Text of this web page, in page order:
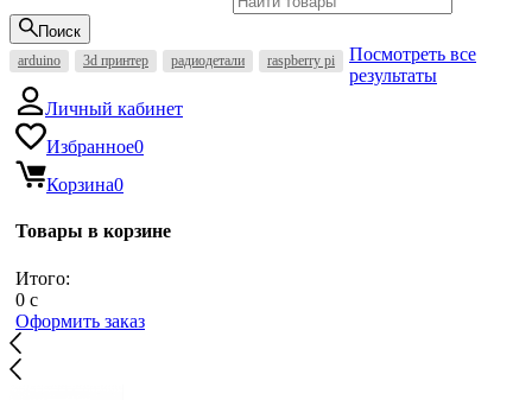
Поиск
arduino 3d принтер радиодетали raspberry pi
Посмотреть все
результаты
Личный кабинет
Избранное0
Корзина0
Товары в корзине
Итого:
0 c
Оформить заказ